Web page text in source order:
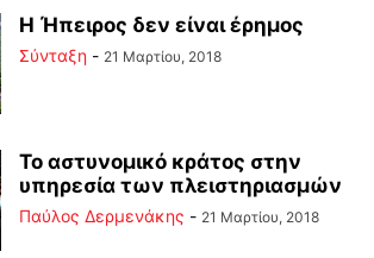
Η Ήπειρος δεν είναι έρημος
Σύνταξη - 21 Μαρτίου, 2018
Το αστυνομικό κράτος στην
υπηρεσία των πλειστηριασμών
Παύλος Δερμενάκης - 21 Μαρτίου, 2018